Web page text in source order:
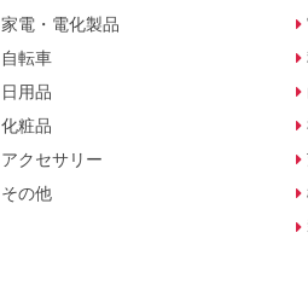
家電・電化製品
自転車
日用品
化粧品
アクセサリー
その他